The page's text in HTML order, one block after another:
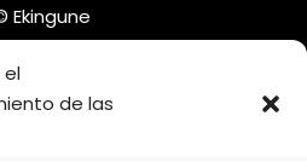
el
de las
Ekingune